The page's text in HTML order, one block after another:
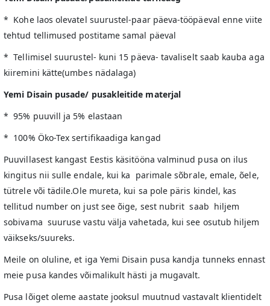
* Kohe laos olevatel suurustel-paar päeva-tööpäeval enne viite
tehtud tellimused postitame samal päeval
* Tellimisel suurustel- kuni 15 päeva- tavaliselt saab kauba aga
kiiremini kätte(umbes nädalaga)
Yemi Disain pusade/ pusakleitide materjal
* 95% puuvill ja 5% elastaan
* 100% Öko-Tex sertifikaadiga kangad
Puuvillasest kangast Eestis käsitööna valminud pusa on ilus
kingitus nii sulle endale, kui ka parimale sõbrale, emale, õele,
tütrele või tädile.Ole mureta, kui sa pole päris kindel, kas
tellitud number on just see õige, sest nubrit saab hiljem
sobivama suuruse vastu välja vahetada, kui see osutub hiljem
väikseks/suureks.
Meile on oluline, et iga Yemi Disain pusa kandja tunneks ennast
meie pusa kandes võimalikult hästi ja mugavalt.
Pusa lõiget oleme aastate jooksul muutnud vastavalt klientidelt